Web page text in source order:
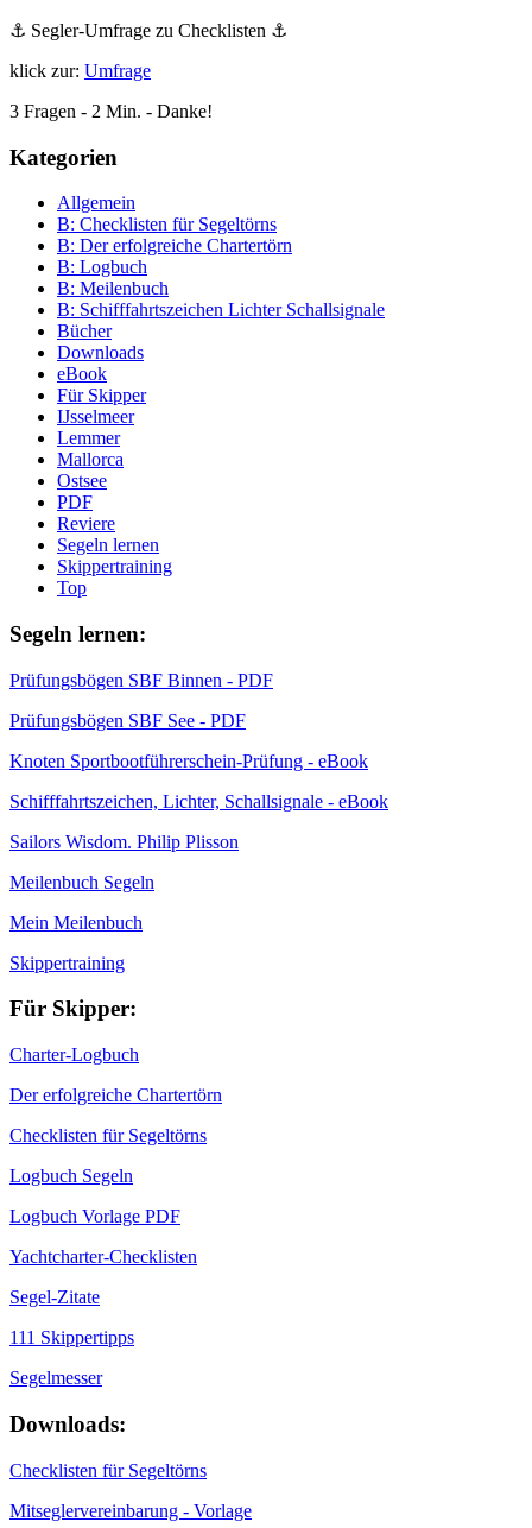
⚓ Segler-Umfrage zu Checklisten ⚓
klick zur: Umfrage
3 Fragen - 2 Min. - Danke!
Kategorien
Allgemein
B: Checklisten für Segeltörns
B: Der erfolgreiche Chartertörn
B: Logbuch
B: Meilenbuch
B: Schifffahrtszeichen Lichter Schallsignale
Bücher
Downloads
eBook
Für Skipper
IJsselmeer
Lemmer
Mallorca
Ostsee
PDF
Reviere
Segeln lernen
Skippertraining
Top
Segeln lernen:
Prüfungsbögen SBF Binnen - PDF
Prüfungsbögen SBF See - PDF
Knoten Sportbootführerschein-Prüfung - eBook
Schifffahrtszeichen, Lichter, Schallsignale - eBook
Sailors Wisdom. Philip Plisson
Meilenbuch Segeln
Mein Meilenbuch
Skippertraining
Für Skipper:
Charter-Logbuch
Der erfolgreiche Chartertörn
Checklisten für Segeltörns
Logbuch Segeln
Logbuch Vorlage PDF
Yachtcharter-Checklisten
Segel-Zitate
111 Skippertipps
Segelmesser
Downloads:
Checklisten für Segeltörns
Mitseglervereinbarung - Vorlage